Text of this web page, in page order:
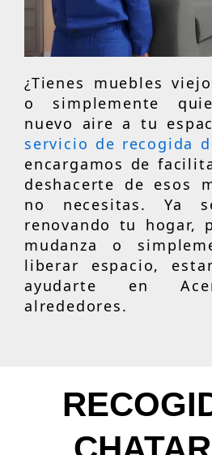
¿Tienes muebles
o simplemente
nuevo aire a tu
servicio de recogida
encargamos de
deshacerte de esos
no necesitas. Ya
renovando tu hogar,
mudanza o
liberar espacio,
ayudarte en
alrededores.